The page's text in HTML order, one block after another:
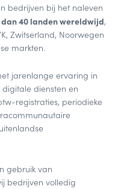
bedrijven bij het naleven
dan 40 landen wereldwijd,
Zwitserland, Noorwegen
markten.
jarenlange ervaring in
diensten en
registraties, periodieke
gebruik van
bedrijven volledig